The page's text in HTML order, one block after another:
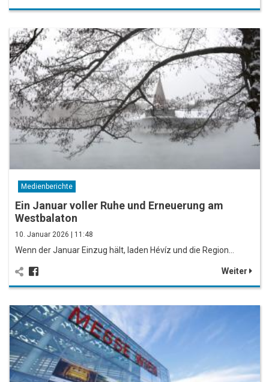
Medienberichte
Ein Januar voller Ruhe und Erneuerung am
Westbalaton
10. Januar 2026 | 11:48
Wenn der Januar Einzug hält, laden Hévíz und die Region…
Weiter